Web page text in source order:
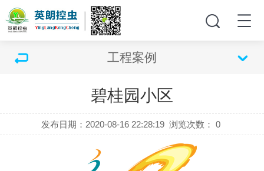
工程案例
碧桂园小区
发布日期：2020-08-16 22:28:19 浏览次数： 0